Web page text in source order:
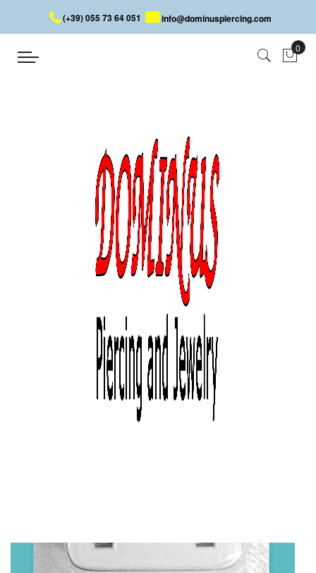
(+39) 055 73 64 051 info@dominuspiercing.com
BOUCLES D'OREILLES EN ACIER
AVEC BOULES
BOUCLES D'OREILLES EN ACIER AVEC BOULES